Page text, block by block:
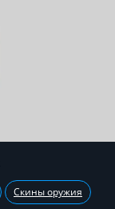
Скины оружия